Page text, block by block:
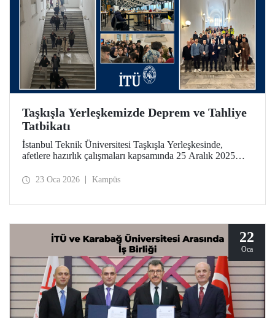
Taşkışla Yerleşkemizde Deprem ve Tahliye
Tatbikatı
İstanbul Teknik Üniversitesi Taşkışla Yerleşkesinde,
afetlere hazırlık çalışmaları kapsamında 25 Aralık 2025
olası bir deprem anında bina tahliye süreçlerinin
23 Oca 2026 Kampüs
22
Oca